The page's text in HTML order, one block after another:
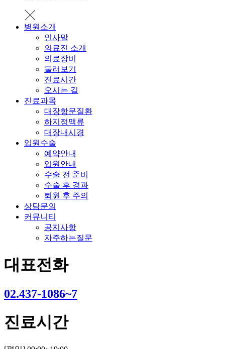
병원소개
인사말
의료진 소개
의료장비
둘러보기
진료시간
오시는 길
진료과목
대장항문질환
하지정맥류
대장내시경
입원수술
예약안내
입원안내
수술 전 준비
수술 후 경과
퇴원 후 주의
상담문의
커뮤니티
공지사항
자주하는질문
대표전화
02.437-1086~7
진료시간